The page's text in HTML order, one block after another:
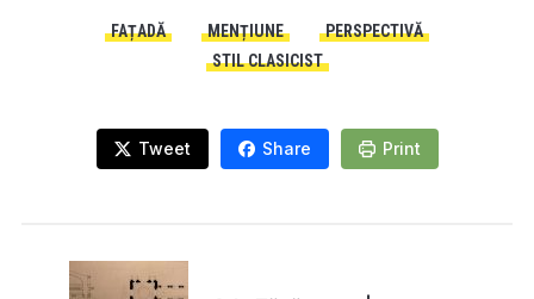
FAȚADĂ MENȚIUNE
PERSPECTIVĂ
STIL CLASICIST
Tweet Share Print